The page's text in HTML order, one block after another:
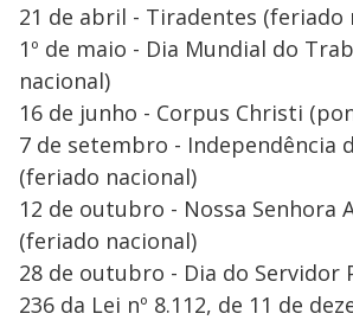
21 de abril - Tiradentes (feriado
1º de maio - Dia Mundial do
nacional)
16 de junho - Corpus Christi
7 de setembro - Independência
(feriado nacional)
12 de outubro - Nossa Senhora
(feriado nacional)
28 de outubro - Dia do Servidor
236 da Lei nº 8.112, de 11 de